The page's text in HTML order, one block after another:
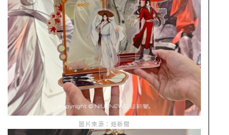
圖片來源：妞新聞